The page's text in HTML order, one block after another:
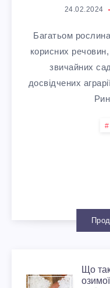
К
Д
О
:
М
И
Л
24.02.2024
Багатьом
корисних
звичайних
досвідчених
Що